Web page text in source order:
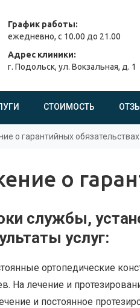
График работы:
ежедневно, с 10.00 до 21.00
Адрес клиники:
г. Подольск, ул. Вокзальная, д. 1
СТОИМОСТЬ
о гарантийных обязательствах
о
службы,
услуг:
ортопедические
На лечение и
и постоянное